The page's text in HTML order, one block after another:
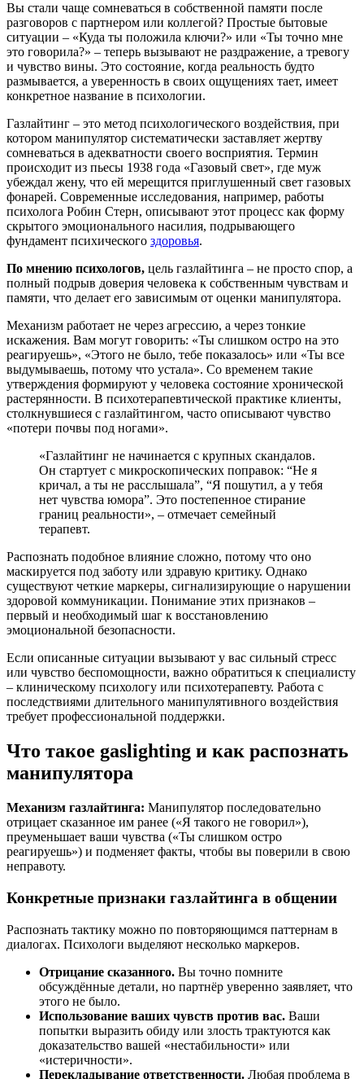
Вы стали чаще сомневаться в собственной памяти после
разговоров с партнером или коллегой? Простые бытовые
ситуации – «Куда ты положила ключи?» или «Ты точно мне
это говорила?» – теперь вызывают не раздражение, а тревогу
и чувство вины. Это состояние, когда реальность будто
размывается, а уверенность в своих ощущениях тает, имеет
конкретное название в психологии.
Газлайтинг – это метод психологического воздействия, при
котором манипулятор систематически заставляет жертву
сомневаться в адекватности своего восприятия. Термин
происходит из пьесы 1938 года «Газовый свет», где муж
убеждал жену, что ей мерещится приглушенный свет газовых
фонарей. Современные исследования, например, работы
психолога Робин Стерн, описывают этот процесс как форму
скрытого эмоционального насилия, подрывающего
фундамент психического здоровья.
По мнению психологов, цель газлайтинга – не просто спор, а
полный подрыв доверия человека к собственным чувствам и
памяти, что делает его зависимым от оценки манипулятора.
Механизм работает не через агрессию, а через тонкие
искажения. Вам могут говорить: «Ты слишком остро на это
реагируешь», «Этого не было, тебе показалось» или «Ты все
выдумываешь, потому что устала». Со временем такие
утверждения формируют у человека состояние хронической
растерянности. В психотерапевтической практике клиенты,
столкнувшиеся с газлайтингом, часто описывают чувство
«потери почвы под ногами».
«Газлайтинг не начинается с крупных скандалов.
Он стартует с микроскопических поправок: “Не я
кричал, а ты не расслышала”, “Я пошутил, а у тебя
нет чувства юмора”. Это постепенное стирание
границ реальности», – отмечает семейный
терапевт.
Распознать подобное влияние сложно, потому что оно
маскируется под заботу или здравую критику. Однако
существуют четкие маркеры, сигнализирующие о нарушении
здоровой коммуникации. Понимание этих признаков –
первый и необходимый шаг к восстановлению
эмоциональной безопасности.
Если описанные ситуации вызывают у вас сильный стресс
или чувство беспомощности, важно обратиться к специалисту
– клиническому психологу или психотерапевту. Работа с
последствиями длительного манипулятивного воздействия
требует профессиональной поддержки.
Что такое gaslighting и как распознать
манипулятора
Механизм газлайтинга: Манипулятор последовательно
отрицает сказанное им ранее («Я такого не говорил»),
преуменьшает ваши чувства («Ты слишком остро
реагируешь») и подменяет факты, чтобы вы поверили в свою
неправоту.
Конкретные признаки газлайтинга в общении
Распознать тактику можно по повторяющимся паттернам в
диалогах. Психологи выделяют несколько маркеров.
Отрицание сказанного. Вы точно помните
обсуждённые детали, но партнёр уверенно заявляет, что
этого не было.
Использование ваших чувств против вас. Ваши
попытки выразить обиду или злость трактуются как
доказательство вашей «нестабильности» или
«истеричности».
Перекладывание ответственности. Любая проблема в